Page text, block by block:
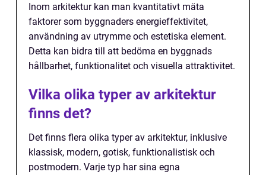
Inom arkitektur kan man kvantitativt mäta
faktorer som byggnaders energieffektivitet,
användning av utrymme och estetiska element.
Detta kan bidra till att bedöma en byggnads
hållbarhet, funktionalitet och visuella attraktivitet.
Vilka olika typer av arkitektur
finns det?
Det finns flera olika typer av arkitektur, inklusive
klassisk, modern, gotisk, funktionalistisk och
postmodern. Varje typ har sina egna